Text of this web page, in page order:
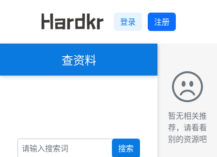
登录 注册
查资料
搜索
暂无相关推
荐，请看看
别的资源吧